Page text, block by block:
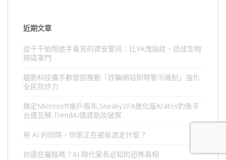
近期文章
從千千拍照遮手看見的資安警訊：比YA洩指紋，恐成生物
辨識罩門
趨勢科技攜手數發部推動「詐騙網站即時警示機制」強化
全民防詐力
鎖定Microsoft帳戶兩年,Sneaky2FA進化版Kratos釣魚平
台遭瓦解,TrendAI情資助攻破案
用 AI 的同時，你家正在被偷渡走什麼？
你還在曬娃嗎？AI 時代家長必知的恐怖真相